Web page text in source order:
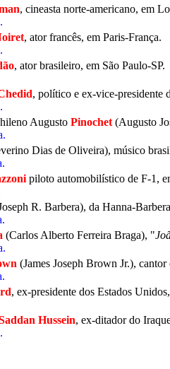
, cineasta norte-americano, em
, ator francês, em Paris-França.
, ator brasileiro, em São Paulo-SP.
, político e ex-vice-presidente
Augusto Pinochet (Augusto
Dias de Oliveira), músico
piloto automobilístico de F-1,
R. Barbera), da Hanna-
(Carlos Alberto Ferreira Braga), "
(James Joseph Brown Jr.),
, ex-presidente dos Estados
Hussein, ex-ditador do